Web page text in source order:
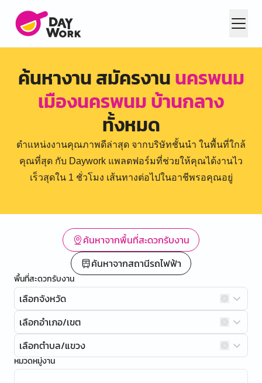
ค้นหางาน สมัครงานนครพนม
เมืองนครพนม บ้านกลาง
ทั้งหมด
ตำแหน่งงานคุณภาพดีล่าสุด จากบริษัทชั้นนำ ในพื้นที่ใกล้
คุณที่สุด กับ Daywork แพลตฟอร์มที่ช่วยให้คุณได้งานไว
เร็วสุดใน 1 ชั่วโมง เส้นทางต่อไปในอาชีพรอคุณอยู่
ค้นหาจากพื้นที่สะดวกรับงาน
ค้นหาจากสถานีรถไฟฟ้า
พื้นที่สะดวกรับงาน
เลือกจังหวัด
เลือกอำเภอ/เขต
เลือกตำบล/แขวง
หมวดหมู่งาน